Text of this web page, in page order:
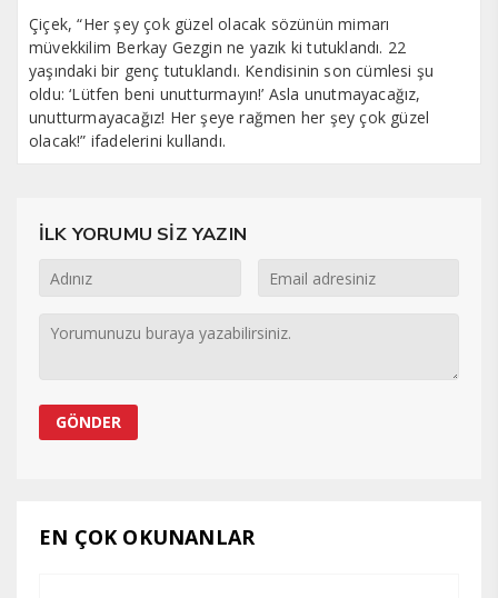
Çiçek, “Her şey çok güzel olacak sözünün mimarı
müvekkilim Berkay Gezgin ne yazık ki tutuklandı. 22
yaşındaki bir genç tutuklandı. Kendisinin son cümlesi şu
oldu: ‘Lütfen beni unutturmayın!’ Asla unutmayacağız,
unutturmayacağız! Her şeye rağmen her şey çok güzel
olacak!” ifadelerini kullandı.
İLK YORUMU SİZ YAZIN
EN ÇOK OKUNANLAR